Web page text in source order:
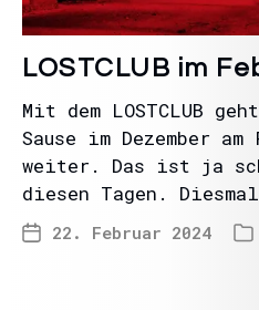
LOSTCLUB im
Mit dem LOSTCLUB
Sause im Dezember
weiter. Das ist ja
diesen Tagen.
22. Februar 2024